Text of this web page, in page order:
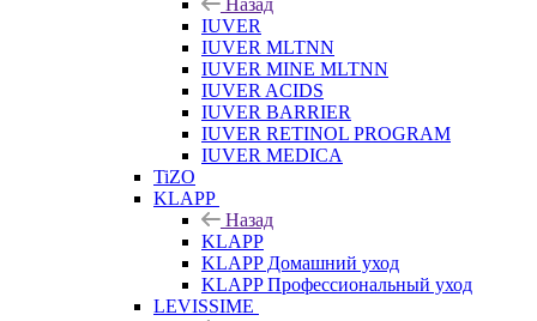
Назад
IUVER
IUVER MLTNN
IUVER MINE MLTNN
IUVER ACIDS
IUVER BARRIER
IUVER RETINOL PROGRAM
IUVER MEDICA
TiZO
KLAPP
Назад
KLAPP
KLAPP Домашний уход
KLAPP Профессиональный уход
LEVISSIME